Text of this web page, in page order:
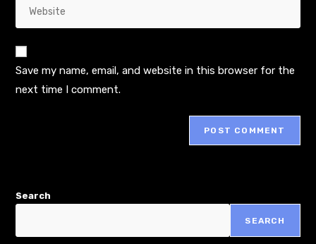
Save my name, email, and website in this browser for the
next time I comment.
Search
SEARCH